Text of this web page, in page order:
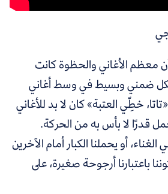
معظم الأغاني والحظوة كانت
ضمني وبسيط في وسط أغاني
خطِّي العتبة» كان لا بد للأغاني
قدرًا لا بأس به من الحركة.
أو يحملنا الكبار أمام الآخرين
باعتبارنا أرجوحة صغيرة، على